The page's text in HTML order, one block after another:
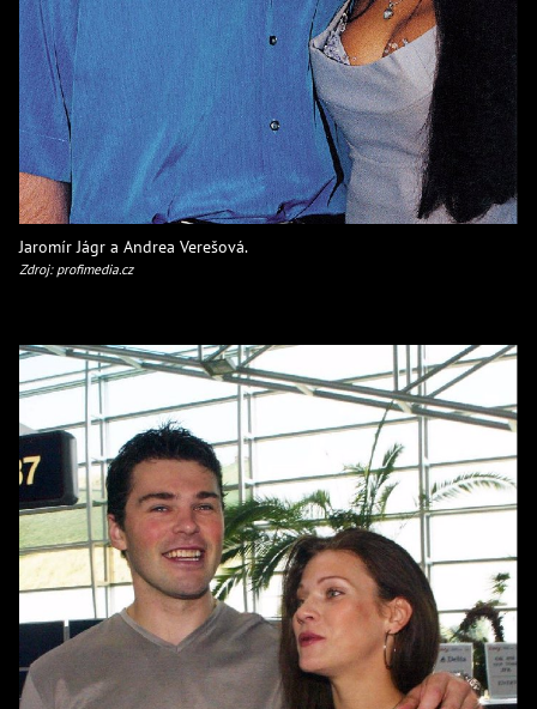
Jaromír Jágr a Andrea Verešová.
Zdroj: profimedia.cz